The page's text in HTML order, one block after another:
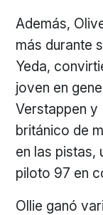
Además,
más durante
Yeda,
joven en
Verstappen
británico de
en las pistas,
piloto 97 en
Ollie ganó